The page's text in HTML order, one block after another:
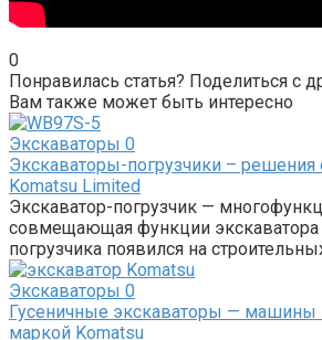
0
Понравилась статья? Поделиться с
Вам также может быть интересно
Экскаваторы 0
Экскаваторы-погрузчики – решения
Komatsu Limited
Экскаватор-погрузчик —
совмещающая функции экскаватора
погрузчика появился на
Экскаваторы 0
Гусеничные экскаваторы — машины
маркой Komatsu